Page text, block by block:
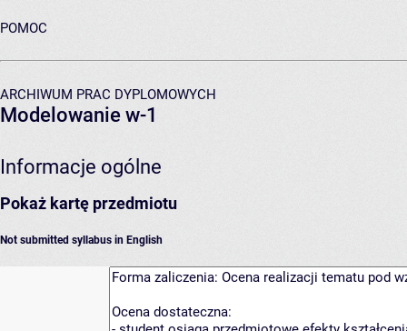
POMOC
ARCHIWUM PRAC DYPLOMOWYCH
Modelowanie w-1
Informacje ogólne
Pokaż kartę przedmiotu
Not submitted syllabus in English